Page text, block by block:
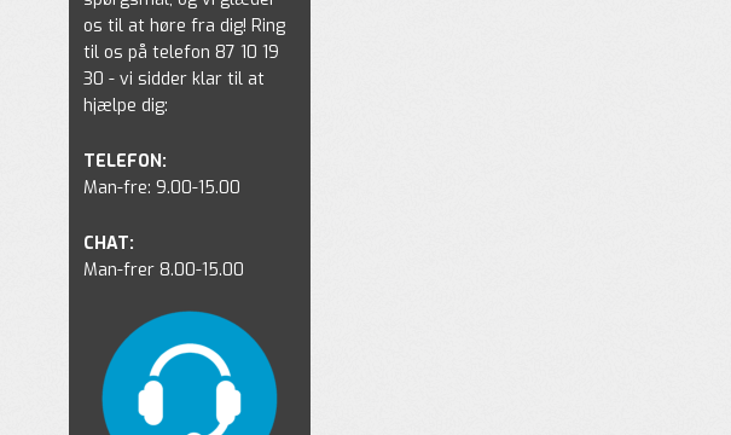
os til at høre fra dig! Ring
til os på telefon 87 10 19
30 - vi sidder klar til at
hjælpe dig:
TELEFON:
Man-fre: 9.00-15.00
CHAT:
Man-frer 8.00-15.00